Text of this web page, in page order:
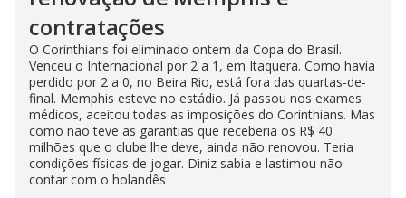
contratações
O Corinthians foi eliminado ontem da Copa do Brasil.
Venceu o Internacional por 2 a 1, em Itaquera. Como havia
perdido por 2 a 0, no Beira Rio, está fora das quartas-de-
final. Memphis esteve no estádio. Já passou nos exames
médicos, aceitou todas as imposições do Corinthians. Mas
como não teve as garantias que receberia os R$ 40
milhões que o clube lhe deve, ainda não renovou. Teria
condições físicas de jogar. Diniz sabia e lastimou não
contar com o holandês